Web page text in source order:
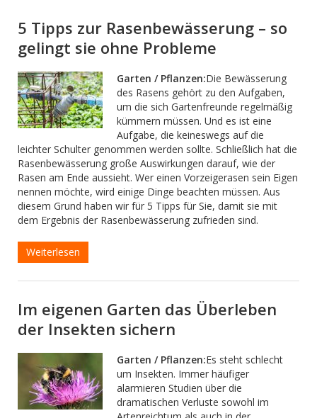
5 Tipps zur Rasenbewässerung – so
gelingt sie ohne Probleme
Garten / Pflanzen:Die Bewässerung
des Rasens gehört zu den Aufgaben,
um die sich Gartenfreunde regelmäßig
kümmern müssen. Und es ist eine
Aufgabe, die keineswegs auf die
leichter Schulter genommen werden sollte. Schließlich hat die
Rasenbewässerung große Auswirkungen darauf, wie der
Rasen am Ende aussieht. Wer einen Vorzeigerasen sein Eigen
nennen möchte, wird einige Dinge beachten müssen. Aus
diesem Grund haben wir für 5 Tipps für Sie, damit sie mit
dem Ergebnis der Rasenbewässerung zufrieden sind.
Weiterlesen
Im eigenen Garten das Überleben
der Insekten sichern
Garten / Pflanzen:Es steht schlecht
um Insekten. Immer häufiger
alarmieren Studien über die
dramatischen Verluste sowohl im